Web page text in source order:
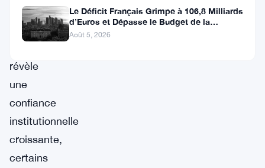
révèle
une
confiance
institutionnelle
croissante,
certains
Le Déficit Français Grimpe à 106,8 Milliards
d’Euros et Dépasse le Budget de la
Défense
Août 5, 2026